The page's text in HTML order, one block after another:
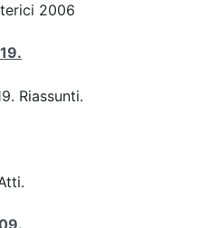
2006
Riassunti.